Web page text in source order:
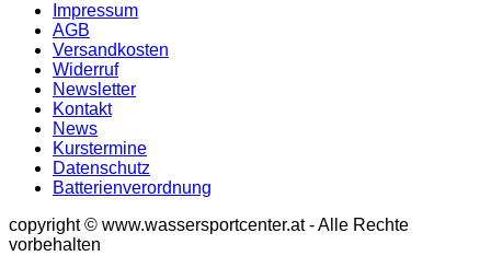
Impressum
AGB
Versandkosten
Widerruf
Newsletter
Kontakt
News
Kurstermine
Datenschutz
Batterienverordnung
copyright © www.wassersportcenter.at - Alle Rechte
vorbehalten